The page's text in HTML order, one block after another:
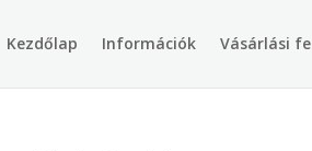
Kezdőlap Információk Vásárlási
search